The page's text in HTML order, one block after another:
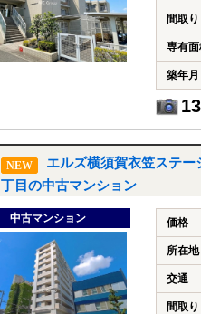
間取り
専有
築年月
13
NEW
エルズ横須賀衣笠ステ
丁目の中古マンション
中古マンション 価格
所在地
交通
間取り